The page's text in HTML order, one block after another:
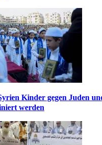
Kinder gegen Juden
werden